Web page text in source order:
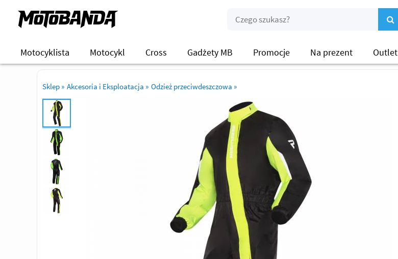
Motocyklista Motocykl Cross Gadżety MB Promocje Na prezent Outlet
Sklep » Akcesoria i Eksploatacja » Odzież przeciwdeszczowa »